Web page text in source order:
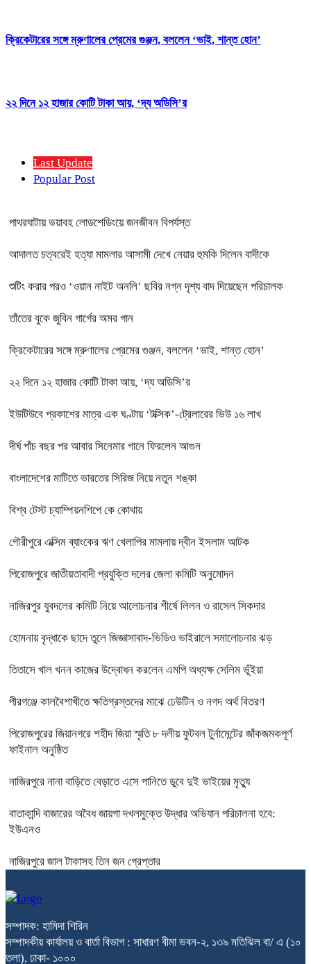
ক্রিকেটারের সঙ্গে ম্রুণালের প্রেমের গুঞ্জন, বললেন ‘ভাই, শান্ত হোন’
২২ দিনে ১২ হাজার কোটি টাকা আয়, ‘দ্য অডিসি’র
Last Update
Popular Post
পাথরঘাটায় ভয়াবহ লোডশেডিংয়ে জনজীবন বিপর্যস্ত
আদালত চত্বরেই হত্যা মামলার আসামী দেখে নেয়ার হুমকি দিলেন বাদীকে
শুটিং করার পরও ‘ওয়ান নাইট অনলি’ ছবির নগ্ন দৃশ্য বাদ দিয়েছেন পরিচালক
তাঁতের বুকে জুবিন গার্গের অমর গান
ক্রিকেটারের সঙ্গে ম্রুণালের প্রেমের গুঞ্জন, বললেন ‘ভাই, শান্ত হোন’
২২ দিনে ১২ হাজার কোটি টাকা আয়, ‘দ্য অডিসি’র
ইউটিউবে প্রকাশের মাত্র এক ঘণ্টায় ‘টক্সিক’-ট্রেলারের ভিউ ১৬ লাখ
দীর্ঘ পাঁচ বছর পর আবার সিনেমার গানে ফিরলেন আগুন
বাংলাদেশের মাটিতে ভারতের সিরিজ নিয়ে নতুন শঙ্কা
বিশ্ব টেস্ট চ্যাম্পিয়নশিপে কে কোথায়
গৌরীপুরে এক্সিম ব্যাংকের ঋণ খেলাপির মামলায় দ্বীন ইসলাম আটক
পিরোজপুরে জাতীয়তাবাদী প্রযুক্তি দলের জেলা কমিটি অনুমোদন
নাজিরপুর যুবদলের কমিটি নিয়ে আলোচনার শীর্ষে লিলন ও রাসেল সিকদার
হোমনায় বৃদ্ধাকে ছাদে তুলে জিজ্ঞাসাবাদ-ভিডিও ভাইরালে সমালোচনার ঝড়
তিতাসে খাল খনন কাজের উদ্বোধন করলেন এমপি অধ্যক্ষ সেলিম ভূঁইয়া
পীরগঞ্জে কালবৈশাখীতে ক্ষতিগ্রস্তদের মাঝে ঢেউটিন ও নগদ অর্থ বিতরণ
পিরোজপুরের জিয়ানগরে শহীদ জিয়া স্মৃতি ৮ দলীয় ফুটবল টুর্নামেন্টের জাঁকজমকপূর্ণ
ফাইনাল অনুষ্ঠিত
নাজিরপুরে নানা বাড়িতে বেড়াতে এসে পানিতে ডুবে দুই ভাইয়ের মৃত্যু
বাতাকান্দি বাজারের অবৈধ জায়গা দখলমুক্তে উদ্ধার অভিযান পরিচালনা হবে:
ইউএনও
নাজিরপুরে জাল টাকাসহ তিন জন গ্রেপ্তার
সম্পাদক: হামিদা শিরিন
সম্পাদকীয় কার্যালয় ও বার্তা বিভাগ : সাধারণ বীমা ভবন-২, ১৩৯ মতিঝিল বা/ এ (১০
তলা), ঢাকা- ১০০০